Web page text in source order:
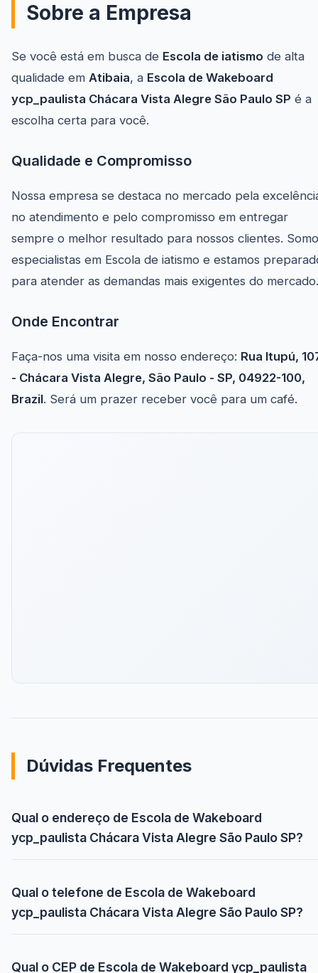
Sobre a Empresa
Se você está em busca de Escola de iatismo de alta
qualidade em Atibaia, a Escola de Wakeboard
ycp_paulista Chácara Vista Alegre São Paulo SP é a
escolha certa para você.
Qualidade e Compromisso
Nossa empresa se destaca no mercado pela
no atendimento e pelo compromisso em entregar
sempre o melhor resultado para nossos clientes.
especialistas em Escola de iatismo e estamos
para atender as demandas mais exigentes do mercado.
Onde Encontrar
Faça-nos uma visita em nosso endereço: Rua Itupú,
- Chácara Vista Alegre, São Paulo - SP, 04922-100,
Brazil. Será um prazer receber você para um café.
Dúvidas Frequentes
Qual o endereço de Escola de Wakeboard
ycp_paulista Chácara Vista Alegre São Paulo SP?
Qual o telefone de Escola de Wakeboard
ycp_paulista Chácara Vista Alegre São Paulo SP?
Qual o CEP de Escola de Wakeboard ycp_paulista